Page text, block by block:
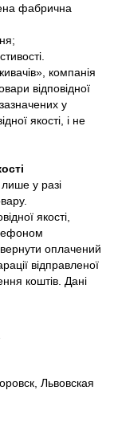
фабрична
компанія
відповідної
у
якості, і не
у разі
якості,
оплачений
відправленої
коштів. Дані
Львовская